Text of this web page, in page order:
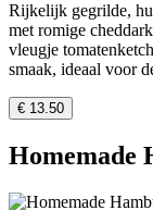
Rijkelijk gegrilde,
met romige
vleugje
smaak, ideaal voor
€ 13.50
Homemade